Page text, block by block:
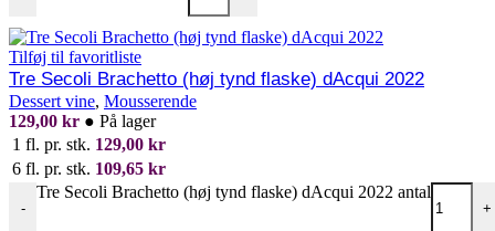
Tilføj til favoritliste
Tre Secoli Brachetto (høj tynd flaske) dAcqui 2022
Dessert vine, Mousserende
129,00 kr ● På lager
1 fl. pr. stk. 129,00 kr
6 fl. pr. stk. 109,65 kr
-
Tre Secoli Brachetto (høj tynd flaske) dAcqui 2022 antal
+